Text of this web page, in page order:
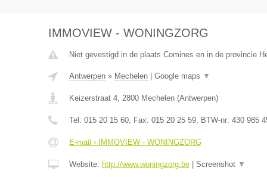
IMMOVIEW - WONINGZORG
Niet gevestigd in de plaats Comines en in de provincie
Antwerpen» Mechelen| Google maps ▼
Keizerstraat 4, 2800 Mechelen(Antwerpen)
Tel: 015 20 15 60, Fax: 015 20 25 59, BTW-nr: 430 985
E-mail › IMMOVIEW - WONINGZORG
Website: http://www.woningzorg.be| Screenshot ▼